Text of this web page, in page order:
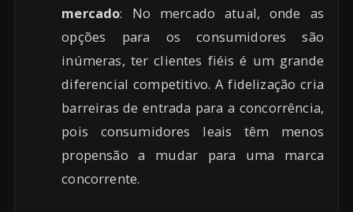
mercado: No mercado atual, onde as
opções para os consumidores são
inúmeras, ter clientes fiéis é um grande
diferencial competitivo. A fidelização cria
barreiras de entrada para a concorrência,
pois consumidores leais têm menos
propensão a mudar para uma marca
concorrente.